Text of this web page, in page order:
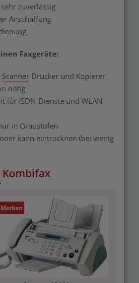
zuverlässig
Anschaffung
Faxgeräte:
Scanner Drucker und Kopierer
nötig
für ISDN-Dienste und WLAN
in Graustufen
kann eintrocknen (bei wenig
Kombifax
Merken